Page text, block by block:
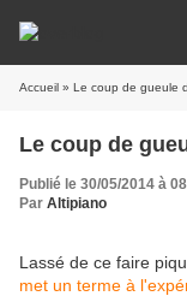
Accueil » Le coup de gueule
Le coup de
Publié le 30/05/2014 à
Par Altipiano
Lassé de ce faire
met un terme à